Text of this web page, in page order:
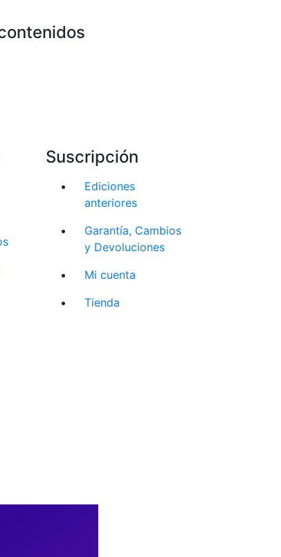
Suscripción
Ediciones
anteriores
Garantía, Cambios
y Devoluciones
Mi cuenta
Tienda